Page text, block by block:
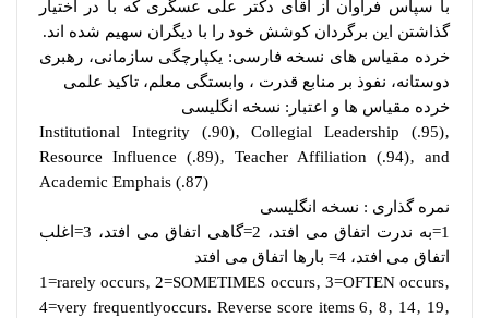
با سپاس فراوان از آقای دکتر علی عسگری که با در اختیار
گذاشتن این برگردان کوشش خود را با دیگران سهیم شده اند.
خرده مقیاس های نسخه فارسی: یکپارچگی سازمانی، رهبری
دوستانه، نفوذ بر منابع قدرت ، وابستگی معلم، تاکید علمی
خرده مقیاس ها و اعتبار: نسخه انگلیسی
Institutional Integrity (.90)‚ Collegial Leadership (.95)‚
Resource Influence (.89)‚ Teacher Affiliation (.94)‚ and
Academic Emphais (.87)
نمره گذاری : نسخه انگلیسی
1=به ندرت اتفاق می افتد، 2=گاهی اتفاق می افتد، 3=اغلب
اتفاق می افتد، 4= بارها اتفاق می افتد
1= rarely occurs‚ 2=SOMETIMES occurs‚ 3=OFTEN occurs‚
4=very frequently occurs. Reverse score items 6‚ 8‚ 14‚ 19‚